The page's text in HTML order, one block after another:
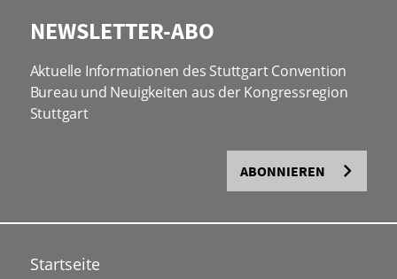
NEWSLETTER-ABO
Aktuelle Informationen des Stuttgart Convention
Bureau und Neuigkeiten aus der Kongressregion
Stuttgart
ABONNIEREN
Startseite